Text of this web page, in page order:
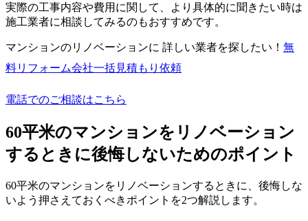
実際の工事内容や費用に関して、より具体的に聞きたい時は
施工業者に相談してみるのもおすすめです。
マンションのリノベーションに 詳しい業者を探したい！ 無
料リフォーム会社一括見積もり依頼
電話でのご相談はこちら
60平米のマンションをリノベーション
するときに後悔しないためのポイント
60平米のマンションをリノベーションするときに、後悔しな
いよう押さえておくべきポイントを2つ解説します。